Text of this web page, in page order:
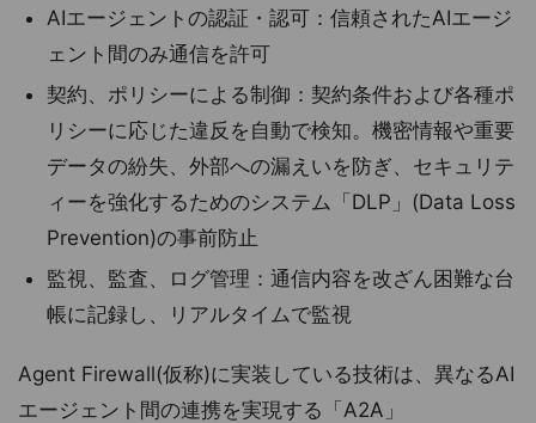
AIエージェントの認証・認可：信頼されたAIエージ
ェント間のみ通信を許可
契約、ポリシーによる制御：契約条件および各種ポ
リシーに応じた違反を自動で検知。機密情報や重要
データの紛失、外部への漏えいを防ぎ、セキュリテ
ィーを強化するためのシステム「DLP」(Data Loss
Prevention)の事前防止
監視、監査、ログ管理：通信内容を改ざん困難な台
帳に記録し、リアルタイムで監視
Agent Firewall(仮称)に実装している技術は、異なるAI
エージェント間の連携を実現する「A2A」